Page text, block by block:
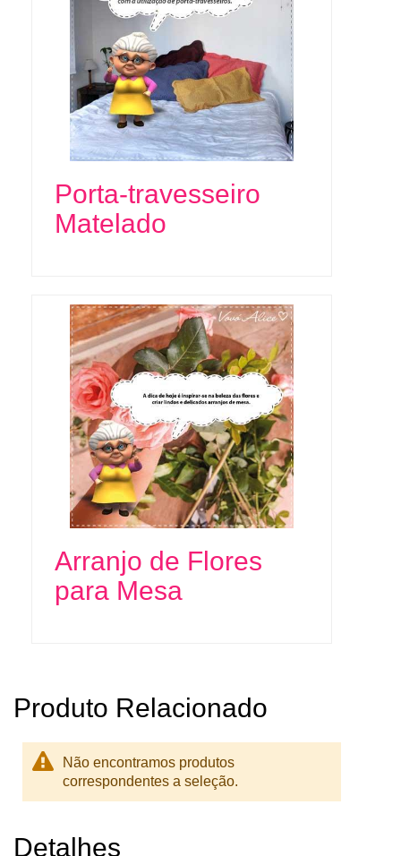
Porta-travesseiro
Matelado
Arranjo de Flores
para Mesa
Produto Relacionado
Não encontramos produtos
correspondentes a seleção.
Detalhes